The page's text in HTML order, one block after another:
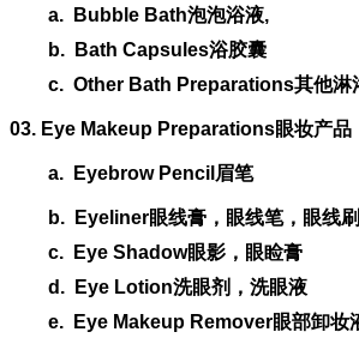
a.
Bubble Bath泡泡浴液,
b.
Bath Capsules浴胶囊
c. Other Bath Preparations其他淋
03. Eye Makeup Preparations眼妆产品
a. Eyebrow Pencil 眉笔
b. Eyeliner眼线膏，眼线笔，眼线刷
c.
Eye Shadow眼影，眼睑膏
d.
Eye Lotion洗眼剂，洗眼液
e.
Eye Makeup Remover眼部卸妆